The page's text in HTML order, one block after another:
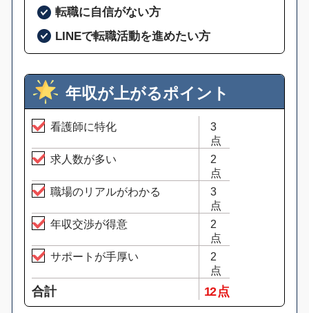
転職に自信がない方
LINEで転職活動を進めたい方
年収が上がるポイント
看護師に特化
3
点
求人数が多い
2
点
職場のリアルがわかる
3
点
年収交渉が得意
2
点
サポートが手厚い
2
点
合計 12 点